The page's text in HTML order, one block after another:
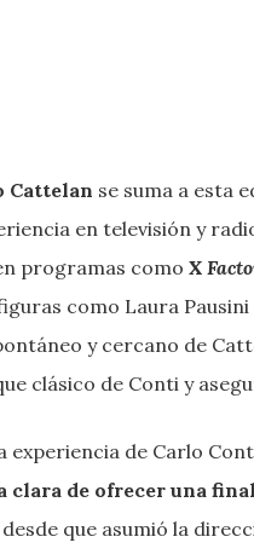
Cattelan se suma a esta
en televisión y
programas como X
como Laura
y cercano de
clásico de Conti y
experiencia de Carlo
clara de ofrecer una
que asumió la